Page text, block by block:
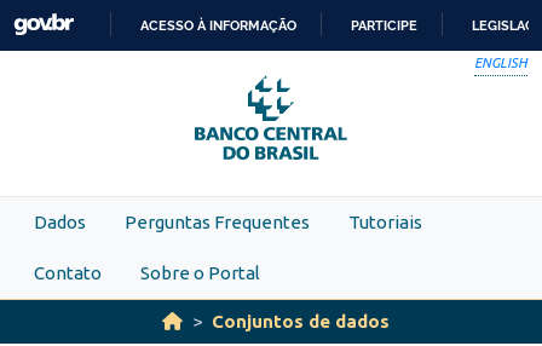
Skip to main content
PARA
O
CONTEÚDO
ACESSO À INFORMAÇÃO PARTICIPE
ENGLISH
Dados Perguntas Frequentes Tutoriais
Contato Sobre o Portal
Conjuntos de dados